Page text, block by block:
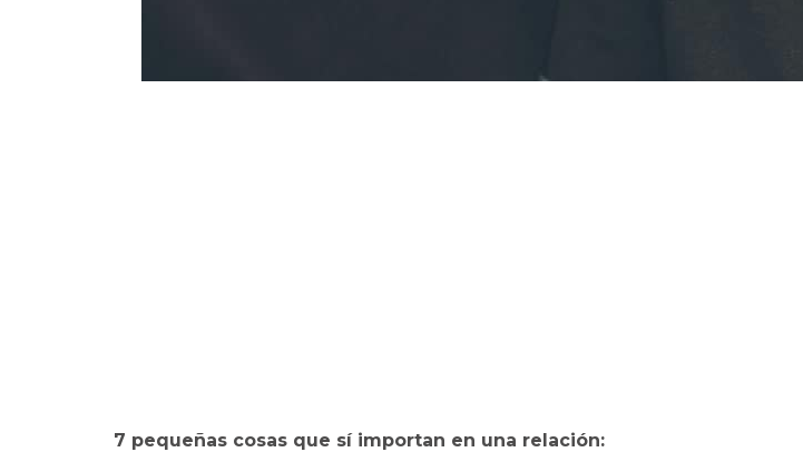
7 pequeñas cosas que sí importan en una relación: